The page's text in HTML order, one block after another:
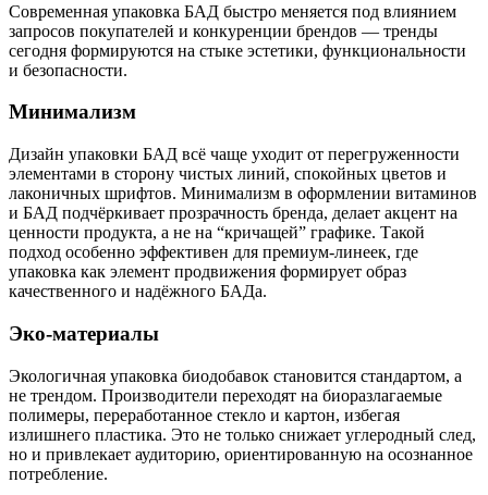
Современная упаковка БАД быстро меняется под влиянием
запросов покупателей и конкуренции брендов — тренды
сегодня формируются на стыке эстетики, функциональности
и безопасности.
Минимализм
Дизайн упаковки БАД всё чаще уходит от перегруженности
элементами в сторону чистых линий, спокойных цветов и
лаконичных шрифтов. Минимализм в оформлении витаминов
и БАД подчёркивает прозрачность бренда, делает акцент на
ценности продукта, а не на “кричащей” графике. Такой
подход особенно эффективен для премиум-линеек, где
упаковка как элемент продвижения формирует образ
качественного и надёжного БАДа.
Эко-материалы
Экологичная упаковка биодобавок становится стандартом, а
не трендом. Производители переходят на биоразлагаемые
полимеры, переработанное стекло и картон, избегая
излишнего пластика. Это не только снижает углеродный след,
но и привлекает аудиторию, ориентированную на осознанное
потребление.